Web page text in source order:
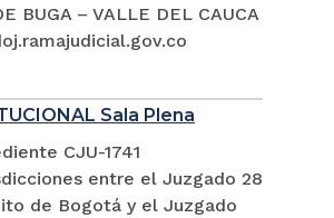
BUGA – VALLE DEL CAUCA
Sala Plena
CJU-1741
entre el Juzgado 28
de Bogotá y el Juzgado